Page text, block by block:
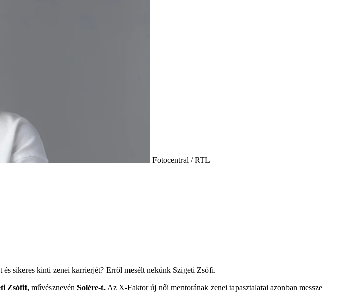
Fotocentral / RTL
sikeres kinti zenei karrierjét? Erről mesélt nekünk Szigeti Zsófi.
Zsófit, művésznevén Solére-t. Az X-Faktor új női mentorának zenei tapasztalatai azonban messze